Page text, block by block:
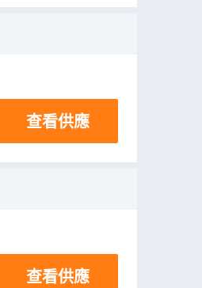
查看供應
查看供應